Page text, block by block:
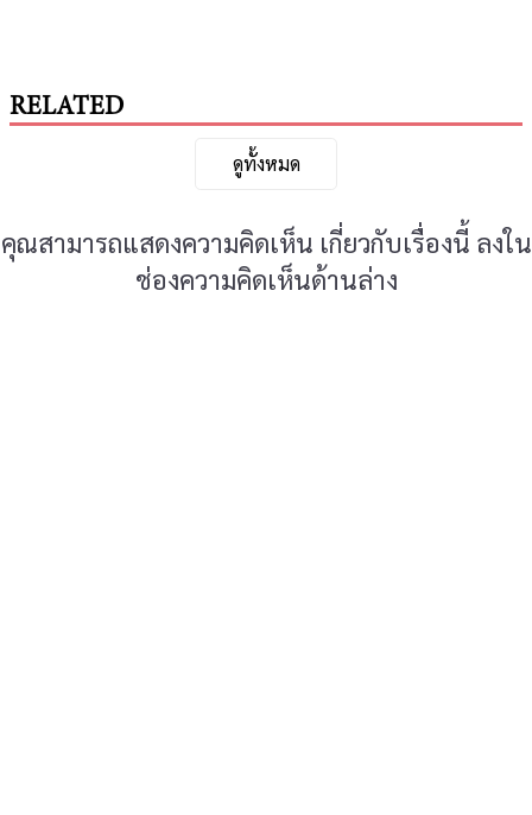
RELATED
ดูทั้งหมด
คุณสามารถแสดงความคิดเห็น เกี่ยวกับเรื่องนี้ ลงใน
ช่องความคิดเห็นด้านล่าง